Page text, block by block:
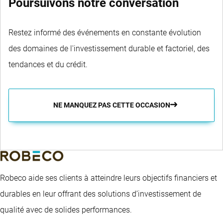
Poursuivons notre conversation
Restez informé des événements en constante évolution
des domaines de l'investissement durable et factoriel, des
tendances et du crédit.
NE MANQUEZ PAS CETTE OCCASION
Robeco aide ses clients à atteindre leurs objectifs financiers et
durables en leur offrant des solutions d’investissement de
qualité avec de solides performances.